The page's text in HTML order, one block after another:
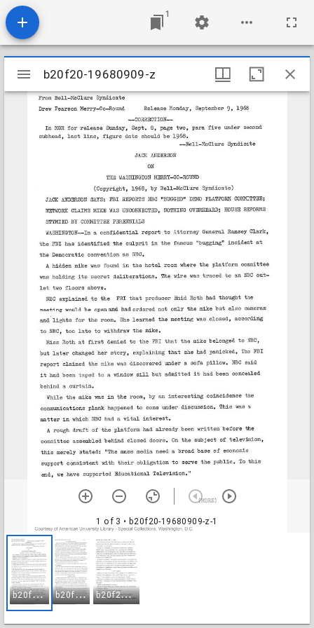
1
Mirador
viewer
b20f20-19680909-z
1 of 3 • b20f20-19680909-z-1
b
20f20-19680909-z-1 b
20f20-19680909-z-2 b
20f20-19680909-z-3
b20f20-19680909-z